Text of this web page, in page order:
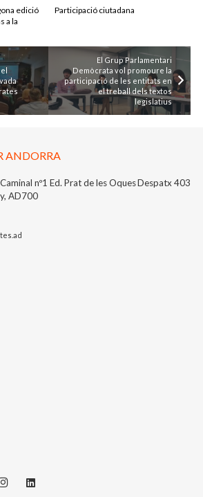
edició
a la
Participació ciutadana
El Grup Parlamentari
Demòcrata vol promoure la
participació de les entitats en
el treball dels textos
legislatius
ANDORRA
nº1 Ed. Prat de les OquesDespatx 403
AD700